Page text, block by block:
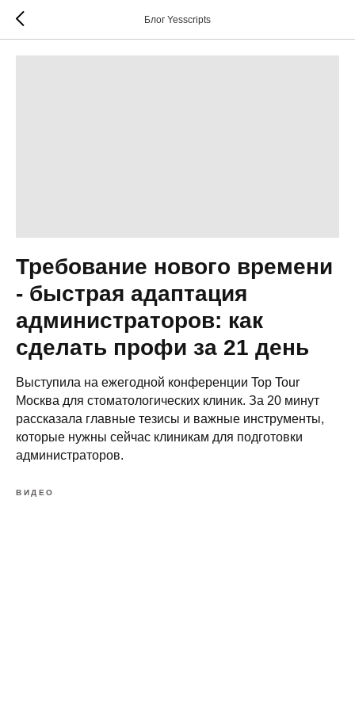
Блог Yesscripts
Требование нового времени
- быстрая адаптация
администраторов: как
сделать профи за 21 день
Выступила на ежегодной конференции Top Tour
Москва для стоматологических клиник. За 20 минут
рассказала главные тезисы и важные инструменты,
которые нужны сейчас клиникам для подготовки
администраторов.
ВИДЕО